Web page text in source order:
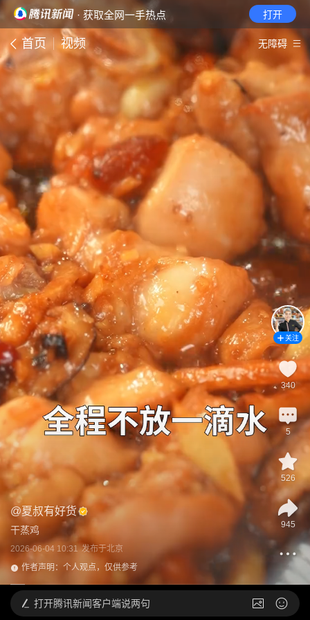
· 获取全网一手热点 打开
首页 视频 无障碍
@夏叔有好货
干蒸鸡
2026-06-04 10:31 发布于北京
作者声明：个人观点，仅供参考
关注
340
5
526
945
打开腾讯新闻客户端说两句